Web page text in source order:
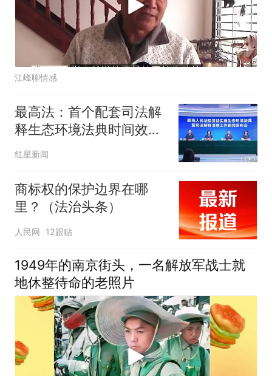
江峰聊情感
最高法：首个配套司法解
释生态环境法典时间效力
规定已起草完成，将于8
红星新闻
商标权的保护边界在哪
里？（法治头条）
人民网 12跟贴
1949年的南京街头，一名解放军战士就
地休整待命的老照片